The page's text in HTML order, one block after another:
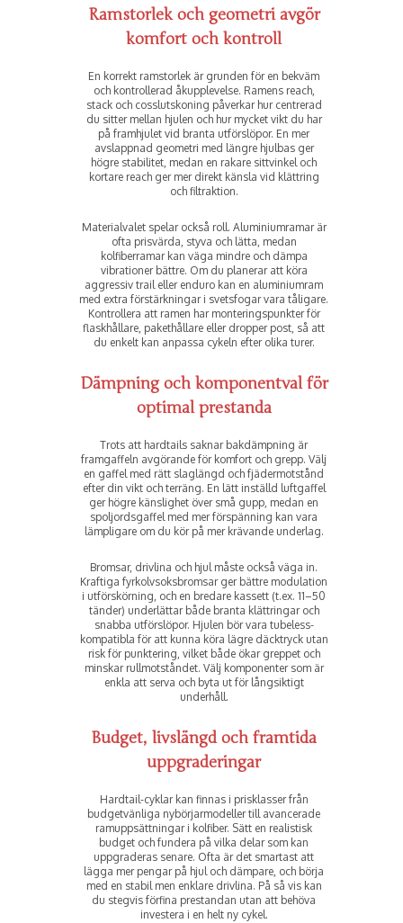
Ramstorlek och geometri avgör
komfort och kontroll
En korrekt ramstorlek är grunden för en bekväm
och kontrollerad åkupplevelse. Ramens reach,
stack och cosslutskoning påverkar hur centrerad
du sitter mellan hjulen och hur mycket vikt du har
på framhjulet vid branta utförslöpor. En mer
avslappnad geometri med längre hjulbas ger
högre stabilitet, medan en rakare sittvinkel och
kortare reach ger mer direkt känsla vid klättring
och filtraktion.
Materialvalet spelar också roll. Aluminiumramar är
ofta prisvärda, styva och lätta, medan
kolfiberramar kan väga mindre och dämpa
vibrationer bättre. Om du planerar att köra
aggressiv trail eller enduro kan en aluminiumram
med extra förstärkningar i svetsfogar vara tåligare.
Kontrollera att ramen har monteringspunkter för
flaskhållare, pakethållare eller dropper post, så att
du enkelt kan anpassa cykeln efter olika turer.
Dämpning och komponentval för
optimal prestanda
Trots att hardtails saknar bakdämpning är
framgaffeln avgörande för komfort och grepp. Välj
en gaffel med rätt slaglängd och fjädermotstånd
efter din vikt och terräng. En lätt inställd luftgaffel
ger högre känslighet över små gupp, medan en
spoljords­gaffel med mer förspänning kan vara
lämpligare om du kör på mer krävande underlag.
Bromsar, drivlina och hjul måste också väga in.
Kraftiga fyrkolvsoksbromsar ger bättre modulation
i utförskörning, och en bredare kassett (t.ex. 11–50
tänder) underlättar både branta klättringar och
snabba utförslöpor. Hjulen bör vara tubeless-
kompatibla för att kunna köra lägre däcktryck utan
risk för punktering, vilket både ökar greppet och
minskar rullmotståndet. Välj komponenter som är
enkla att serva och byta ut för långsiktigt
underhåll.
Budget, livslängd och framtida
uppgraderingar
Hardtail-cyklar kan finnas i prisklasser från
budgetvänliga nybörjarmodeller till avancerade
ramuppsättningar i kolfiber. Sätt en realistisk
budget och fundera på vilka delar som kan
uppgraderas senare. Ofta är det smartast att
lägga mer pengar på hjul och dämpare, och börja
med en stabil men enklare drivlina. På så vis kan
du stegvis förfina prestandan utan att behöva
investera i en helt ny cykel.